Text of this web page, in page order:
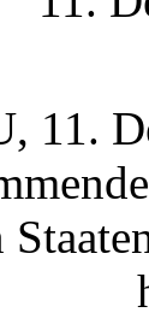
11.